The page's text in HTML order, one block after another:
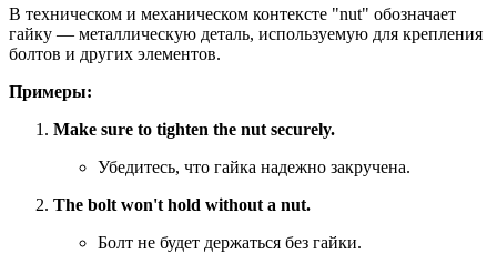
В техническом и механическом контексте "nut" обозначает
гайку — металлическую деталь, используемую для крепления
болтов и других элементов.
Примеры:
Make sure to tighten the nut securely.
Убедитесь, что гайка надежно закручена.
The bolt won't hold without a nut.
Болт не будет держаться без гайки.